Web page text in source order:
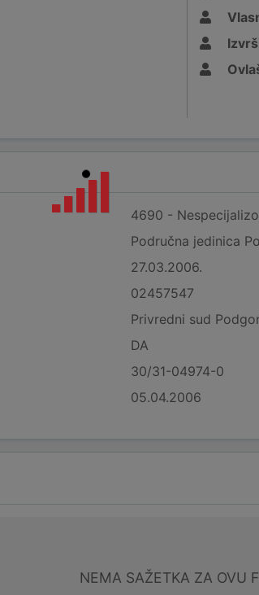
4690 -
Područna jedinica
27.03.2006.
02457547
Privredni sud
DA
30/31-04974-0
05.04.2006
NEMA SAŽETKA ZA OVU